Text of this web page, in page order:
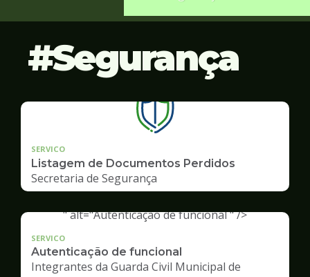
Segurança
SERVICO
Listagem de Documentos Perdidos
Secretaria de Segurança
" alt="Autenticação de funcional " />
SERVICO
Autenticação de funcional
Integrantes da Guarda Civil Municipal de